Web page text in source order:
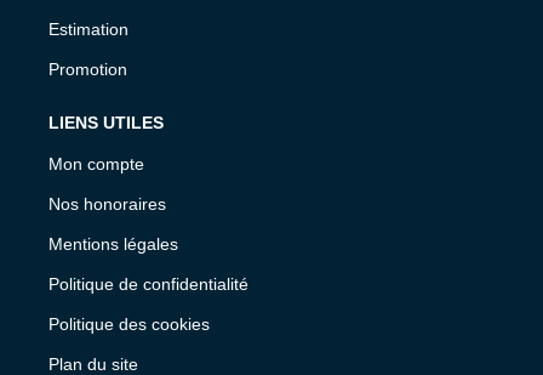
Estimation
Promotion
LIENS UTILES
Mon compte
Nos honoraires
Mentions légales
Politique de confidentialité
Politique des cookies
Plan du site